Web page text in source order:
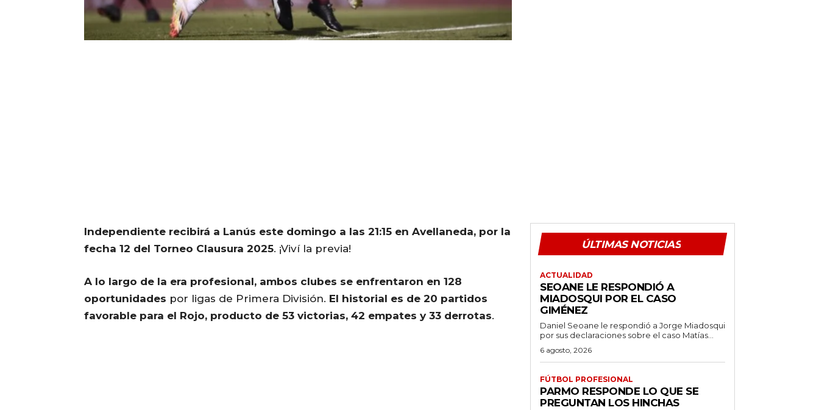
Independiente recibirá a Lanús este domingo a las 21:15 en Avellaneda, por la
fecha 12 del Torneo Clausura 2025. ¡Viví la previa!
A lo largo de la era profesional, ambos clubes se enfrentaron en 128
oportunidades por ligas de Primera División. El historial es de 20 partidos
favorable para el Rojo, producto de 53 victorias, 42 empates y 33 derrotas.
ÚLTIMAS NOTICIAS
ACTUALIDAD
SEOANE LE RESPONDIÓ A
MIADOSQUI POR EL CASO
GIMÉNEZ
Daniel Seoane le respondió a Jorge Miadosqui
por sus declaraciones sobre el caso Matías...
6 agosto, 2026
FÚTBOL PROFESIONAL
PARMO RESPONDE LO QUE SE
PREGUNTAN LOS HINCHAS